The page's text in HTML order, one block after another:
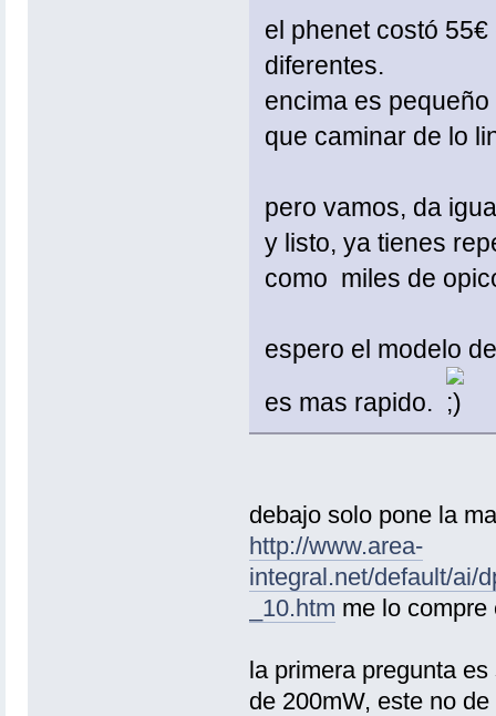
el phenet costó
diferentes.
encima es
que caminar de lo
pero vamos, da
y listo, ya tienes
como miles de
espero el modelo
es mas rapido.
debajo solo pone la
http://www.area-
integral.net/default/ai/
_10.htm me lo compre
la primera pregunta
de 200mW, este no